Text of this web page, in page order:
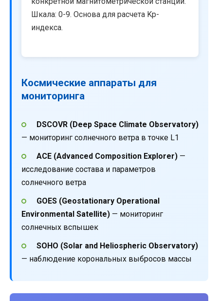
Шкала: 0-9. Основа для расчета Kp-
индекса.
Космические аппараты для
мониторинга
DSCOVR (Deep Space Climate Observatory)
— мониторинг солнечного ветра в точке L1
ACE (Advanced Composition Explorer)—
исследование состава и параметров
солнечного ветра
GOES (Geostationary Operational
Environmental Satellite) — мониторинг
солнечных вспышек
SOHO (Solar and Heliospheric Observatory)
— наблюдение корональных выбросов массы